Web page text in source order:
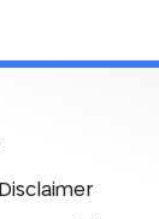
Disclaimer